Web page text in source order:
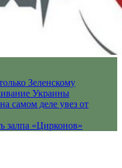
Зеленскому
Украины
самом деле увез от
залпа «Цирконов»